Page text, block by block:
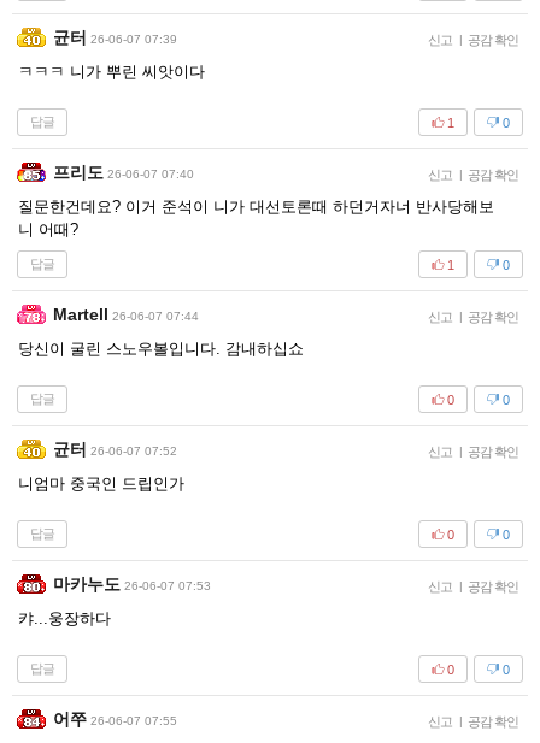
균터 26-06-07 07:39 신고 공감 확인
ㅋㅋㅋ 니가 뿌린 씨앗이다
답글 0
1
프리도 26-06-07 07:40 신고 공감 확인
질문한건데요? 이거 준석이 니가 대선토론때 하던거자너 반사당해보
니 어때?
답글 0
1
Martell 26-06-07 07:44 신고 공감 확인
당신이 굴린 스노우볼입니다. 감내하십쇼
답글 0
0
균터 26-06-07 07:52 신고 공감 확인
니엄마 중국인 드립인가
답글 0
0
마카누도 26-06-07 07:53 신고 공감 확인
캬...웅장하다
답글 0
0
어쭈 26-06-07 07:55 신고 공감 확인